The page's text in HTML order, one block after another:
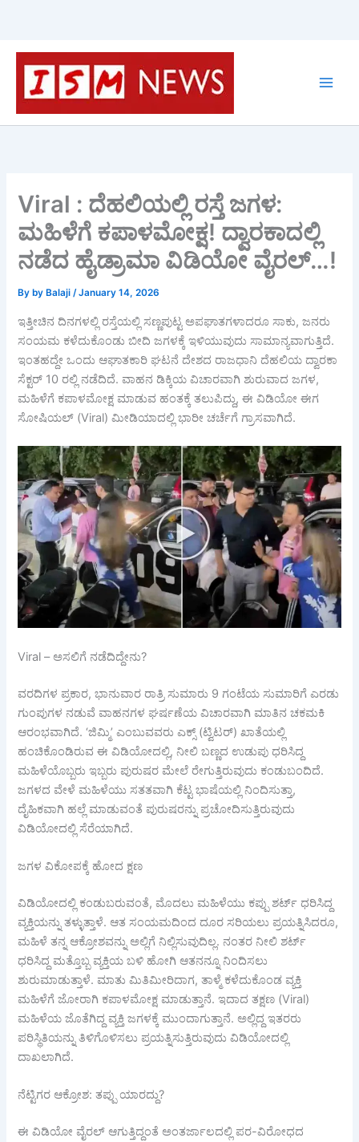
Skip
content
Viral : ದೆಹಲಿಯಲ್ಲಿ ರಸ್ತೆ ಜಗಳ:
ಮಹಿಳೆಗೆ ಕಪಾಳಮೋಕ್ಷ! ದ್ವಾರಕಾದಲ್ಲಿ
ನಡೆದ ಹೈಡ್ರಾಮಾ ವಿಡಿಯೋ ವೈರಲ್…!
By by Balaji/January 14, 2026
ಇತ್ತೀಚಿನ ದಿನಗಳಲ್ಲಿ ರಸ್ತೆಯಲ್ಲಿ ಸಣ್ಣಪುಟ್ಟ ಅಪಘಾತಗಳಾದರೂ ಸಾಕು, ಜನರು
ಸಂಯಮ ಕಳೆದುಕೊಂಡು ಬೀದಿ ಜಗಳಕ್ಕೆ ಇಳಿಯುವುದು ಸಾಮಾನ್ಯವಾಗುತ್ತಿದೆ.
ಇಂತಹದ್ದೇ ಒಂದು ಆಘಾತಕಾರಿ ಘಟನೆ ದೇಶದ ರಾಜಧಾನಿ ದೆಹಲಿಯ ದ್ವಾರಕಾ
ಸೆಕ್ಟರ್ 10 ರಲ್ಲಿ ನಡೆದಿದೆ. ವಾಹನ ಡಿಕ್ಕಿಯ ವಿಚಾರವಾಗಿ ಶುರುವಾದ ಜಗಳ,
ಮಹಿಳೆಗೆ ಕಪಾಳಮೋಕ್ಷ ಮಾಡುವ ಹಂತಕ್ಕೆ ತಲುಪಿದ್ದು, ಈ ವಿಡಿಯೋ ಈಗ
ಸೋಷಿಯಲ್ (Viral) ಮೀಡಿಯಾದಲ್ಲಿ ಭಾರೀ ಚರ್ಚೆಗೆ ಗ್ರಾಸವಾಗಿದೆ.
Viral – ಅಸಲಿಗೆ ನಡೆದಿದ್ದೇನು?
ವರದಿಗಳ ಪ್ರಕಾರ, ಭಾನುವಾರ ರಾತ್ರಿ ಸುಮಾರು 9 ಗಂಟೆಯ ಸುಮಾರಿಗೆ ಎರಡು
ಗುಂಪುಗಳ ನಡುವೆ ವಾಹನಗಳ ಘರ್ಷಣೆಯ ವಿಚಾರವಾಗಿ ಮಾತಿನ ಚಕಮಕಿ
ಆರಂಭವಾಗಿದೆ. ‘ಜಿಮ್ಮಿ’ ಎಂಬುವವರು ಎಕ್ಸ್ (ಟ್ವಿಟರ್) ಖಾತೆಯಲ್ಲಿ
ಹಂಚಿಕೊಂಡಿರುವ ಈ ವಿಡಿಯೋದಲ್ಲಿ, ನೀಲಿ ಬಣ್ಣದ ಉಡುಪು ಧರಿಸಿದ್ದ
ಮಹಿಳೆಯೊಬ್ಬರು ಇಬ್ಬರು ಪುರುಷರ ಮೇಲೆ ರೇಗುತ್ತಿರುವುದು ಕಂಡುಬಂದಿದೆ.
ಜಗಳದ ವೇಳೆ ಮಹಿಳೆಯು ಸತತವಾಗಿ ಕೆಟ್ಟ ಭಾಷೆಯಲ್ಲಿ ನಿಂದಿಸುತ್ತಾ,
ದೈಹಿಕವಾಗಿ ಹಲ್ಲೆ ಮಾಡುವಂತೆ ಪುರುಷರನ್ನು ಪ್ರಚೋದಿಸುತ್ತಿರುವುದು
ವಿಡಿಯೋದಲ್ಲಿ ಸೆರೆಯಾಗಿದೆ.
ಜಗಳ ವಿಕೋಪಕ್ಕೆ ಹೋದ ಕ್ಷಣ
ವಿಡಿಯೋದಲ್ಲಿ ಕಂಡುಬರುವಂತೆ, ಮೊದಲು ಮಹಿಳೆಯು ಕಪ್ಪು ಶರ್ಟ್ ಧರಿಸಿದ್ದ
ವ್ಯಕ್ತಿಯನ್ನು ತಳ್ಳುತ್ತಾಳೆ. ಆತ ಸಂಯಮದಿಂದ ದೂರ ಸರಿಯಲು ಪ್ರಯತ್ನಿಸಿದರೂ,
ಮಹಿಳೆ ತನ್ನ ಆಕ್ರೋಶವನ್ನು ಅಲ್ಲಿಗೆ ನಿಲ್ಲಿಸುವುದಿಲ್ಲ. ನಂತರ ನೀಲಿ ಶರ್ಟ್
ಧರಿಸಿದ್ದ ಮತ್ತೊಬ್ಬ ವ್ಯಕ್ತಿಯ ಬಳಿ ಹೋಗಿ ಆತನನ್ನೂ ನಿಂದಿಸಲು
ಶುರುಮಾಡುತ್ತಾಳೆ. ಮಾತು ಮಿತಿಮೀರಿದಾಗ, ತಾಳ್ಮೆ ಕಳೆದುಕೊಂಡ ವ್ಯಕ್ತಿ
ಮಹಿಳೆಗೆ ಜೋರಾಗಿ ಕಪಾಳಮೋಕ್ಷ ಮಾಡುತ್ತಾನೆ. ಇದಾದ ತಕ್ಷಣ (Viral)
ಮಹಿಳೆಯ ಜೊತೆಗಿದ್ದ ವ್ಯಕ್ತಿ ಜಗಳಕ್ಕೆ ಮುಂದಾಗುತ್ತಾನೆ. ಅಲ್ಲಿದ್ದ ಇತರರು
ಪರಿಸ್ಥಿತಿಯನ್ನು ತಿಳಿಗೊಳಿಸಲು ಪ್ರಯತ್ನಿಸುತ್ತಿರುವುದು ವಿಡಿಯೋದಲ್ಲಿ
ದಾಖಲಾಗಿದೆ.
ನೆಟ್ಟಿಗರ ಆಕ್ರೋಶ: ತಪ್ಪು ಯಾರದ್ದು?
ಈ ವಿಡಿಯೋ ವೈರಲ್ ಆಗುತ್ತಿದ್ದಂತೆ ಅಂತರ್ಜಾಲದಲ್ಲಿ ಪರ-ವಿರೋಧದ